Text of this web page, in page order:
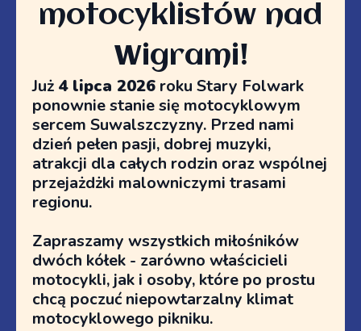
motocyklistów nad
Wigrami!
Już 4 lipca 2026 roku Stary Folwark
ponownie stanie się motocyklowym
sercem Suwalszczyzny. Przed nami
dzień pełen pasji, dobrej muzyki,
atrakcji dla całych rodzin oraz wspólnej
przejażdżki malowniczymi trasami
regionu.
Zapraszamy wszystkich miłośników
dwóch kółek - zarówno właścicieli
motocykli, jak i osoby, które po prostu
chcą poczuć niepowtarzalny klimat
motocyklowego pikniku.